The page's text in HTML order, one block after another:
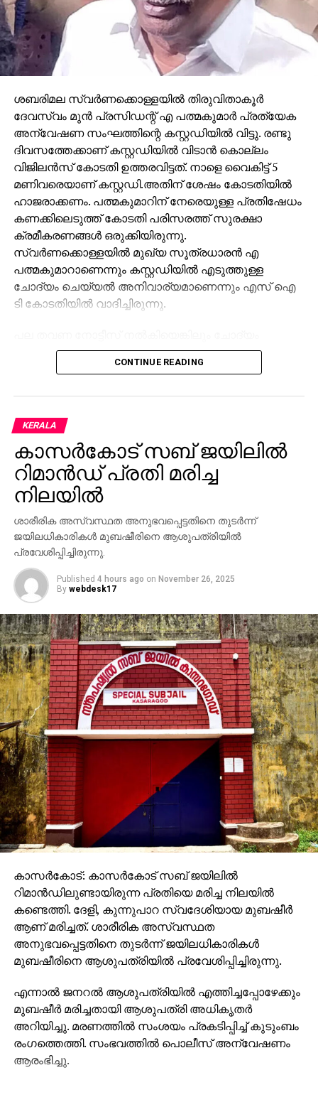
ശബരിമല സ്വർണക്കൊള്ളയിൽ തിരുവിതാകൂർ
ദേവസ്വം മുൻ പ്രസിഡന്റ് എ പത്മകുമാർ പ്രത്യേക
അന്വേഷണ സംഘത്തിന്റെ കസ്റ്റഡിയിൽ വിട്ടു. രണ്ടു
ദിവസത്തേക്കാണ് കസ്റ്റഡിയിൽ വിടാൻ കൊല്ലം
വിജിലൻസ് കോടതി ഉത്തരവിട്ടത്. നാളെ വൈകിട്ട് 5
മണിവരെയാണ് കസ്റ്റഡി.അതിന് ശേഷം കോടതിയിൽ
ഹാജരാക്കണം. പത്മകുമാറിന് നേരെയുള്ള പ്രതിഷേധം
കണക്കിലെടുത്ത് കോടതി പരിസരത്ത് സുരക്ഷാ
ക്രമീകരണങ്ങൾ ഒരുക്കിയിരുന്നു.
സ്വർണക്കൊള്ളയിൽ മുഖ്യ സൂത്രധാരൻ എ
പത്മകുമാറാണെന്നും കസ്റ്റഡിയിൽ എടുത്തുള്ള
ചോദ്യം ചെയ്യൽ അനിവാര്യമാണെന്നും എസ് ഐ
ടി കോടതിയിൽ വാദിച്ചിരുന്നു.
ചെയ്യലിന് ഹാജരായില്ല. ഇത് നിസ്സഹകരണത്തെ
വ്യക്തമാക്കുന്നതാണ്. വിദേശത്തടക്കം പത്മകുമാർ
അനിവാര്യമാണെന്നും. അന്വേഷണ
ഉദ്യോഗസ്ഥനായ എസ്പി
ശശിധരൻ ഉൾപ്പടെയുള്ളവർ കോടതിയിൽ
എത്തിയിരുന്നു. വൈദ്യപരിശോധന പൂർത്തിയാക്കിയ
ശേഷം തിരുവനന്തപുരത്തേക്ക് പത്മകുമാറിന്റെ
കൊണ്ടുപോകും.
CONTINUE READING
KERALA
കാസര്‍കോട് സബ് ജയിലില്‍
റിമാന്‍ഡ് പ്രതി മരിച്ച
നിലയില്‍
ശാരീരിക അസ്വസ്ഥത അനുഭവപ്പെട്ടതിനെ തുടര്‍ന്ന്
ജയിലധികാരികള്‍ മുബഷീരിനെ ആശുപത്രിയില്‍
പ്രവേശിപ്പിച്ചിരുന്നു.
Published 4 hours ago on November 26, 2025
By webdesk17
കാസര്‍കോട്: കാസര്‍കോട് സബ് ജയിലില്‍
റിമാന്‍ഡിലുണ്ടായിരുന്ന പ്രതിയെ മരിച്ച നിലയില്‍
കണ്ടെത്തി. ദേളി, കുന്നുപാറ സ്വദേശിയായ മുബഷീര്‍
ആണ് മരിച്ചത്. ശാരീരിക അസ്വസ്ഥത
അനുഭവപ്പെട്ടതിനെ തുടര്‍ന്ന് ജയിലധികാരികള്‍
മുബഷീരിനെ ആശുപത്രിയില്‍ പ്രവേശിപ്പിച്ചിരുന്നു.
എന്നാല്‍ ജനറല്‍ ആശുപത്രിയില്‍ എത്തിച്ചപ്പോഴേക്കും
മുബഷീര്‍ മരിച്ചതായി ആശുപത്രി അധികൃതര്‍
അറിയിച്ചു. മരണത്തില്‍ സംശയം പ്രകടിപ്പിച്ച് കുടുംബം
രംഗത്തെത്തി. സംഭവത്തില്‍ പൊലീസ് അന്വേഷണം
ആരംഭിച്ചു.